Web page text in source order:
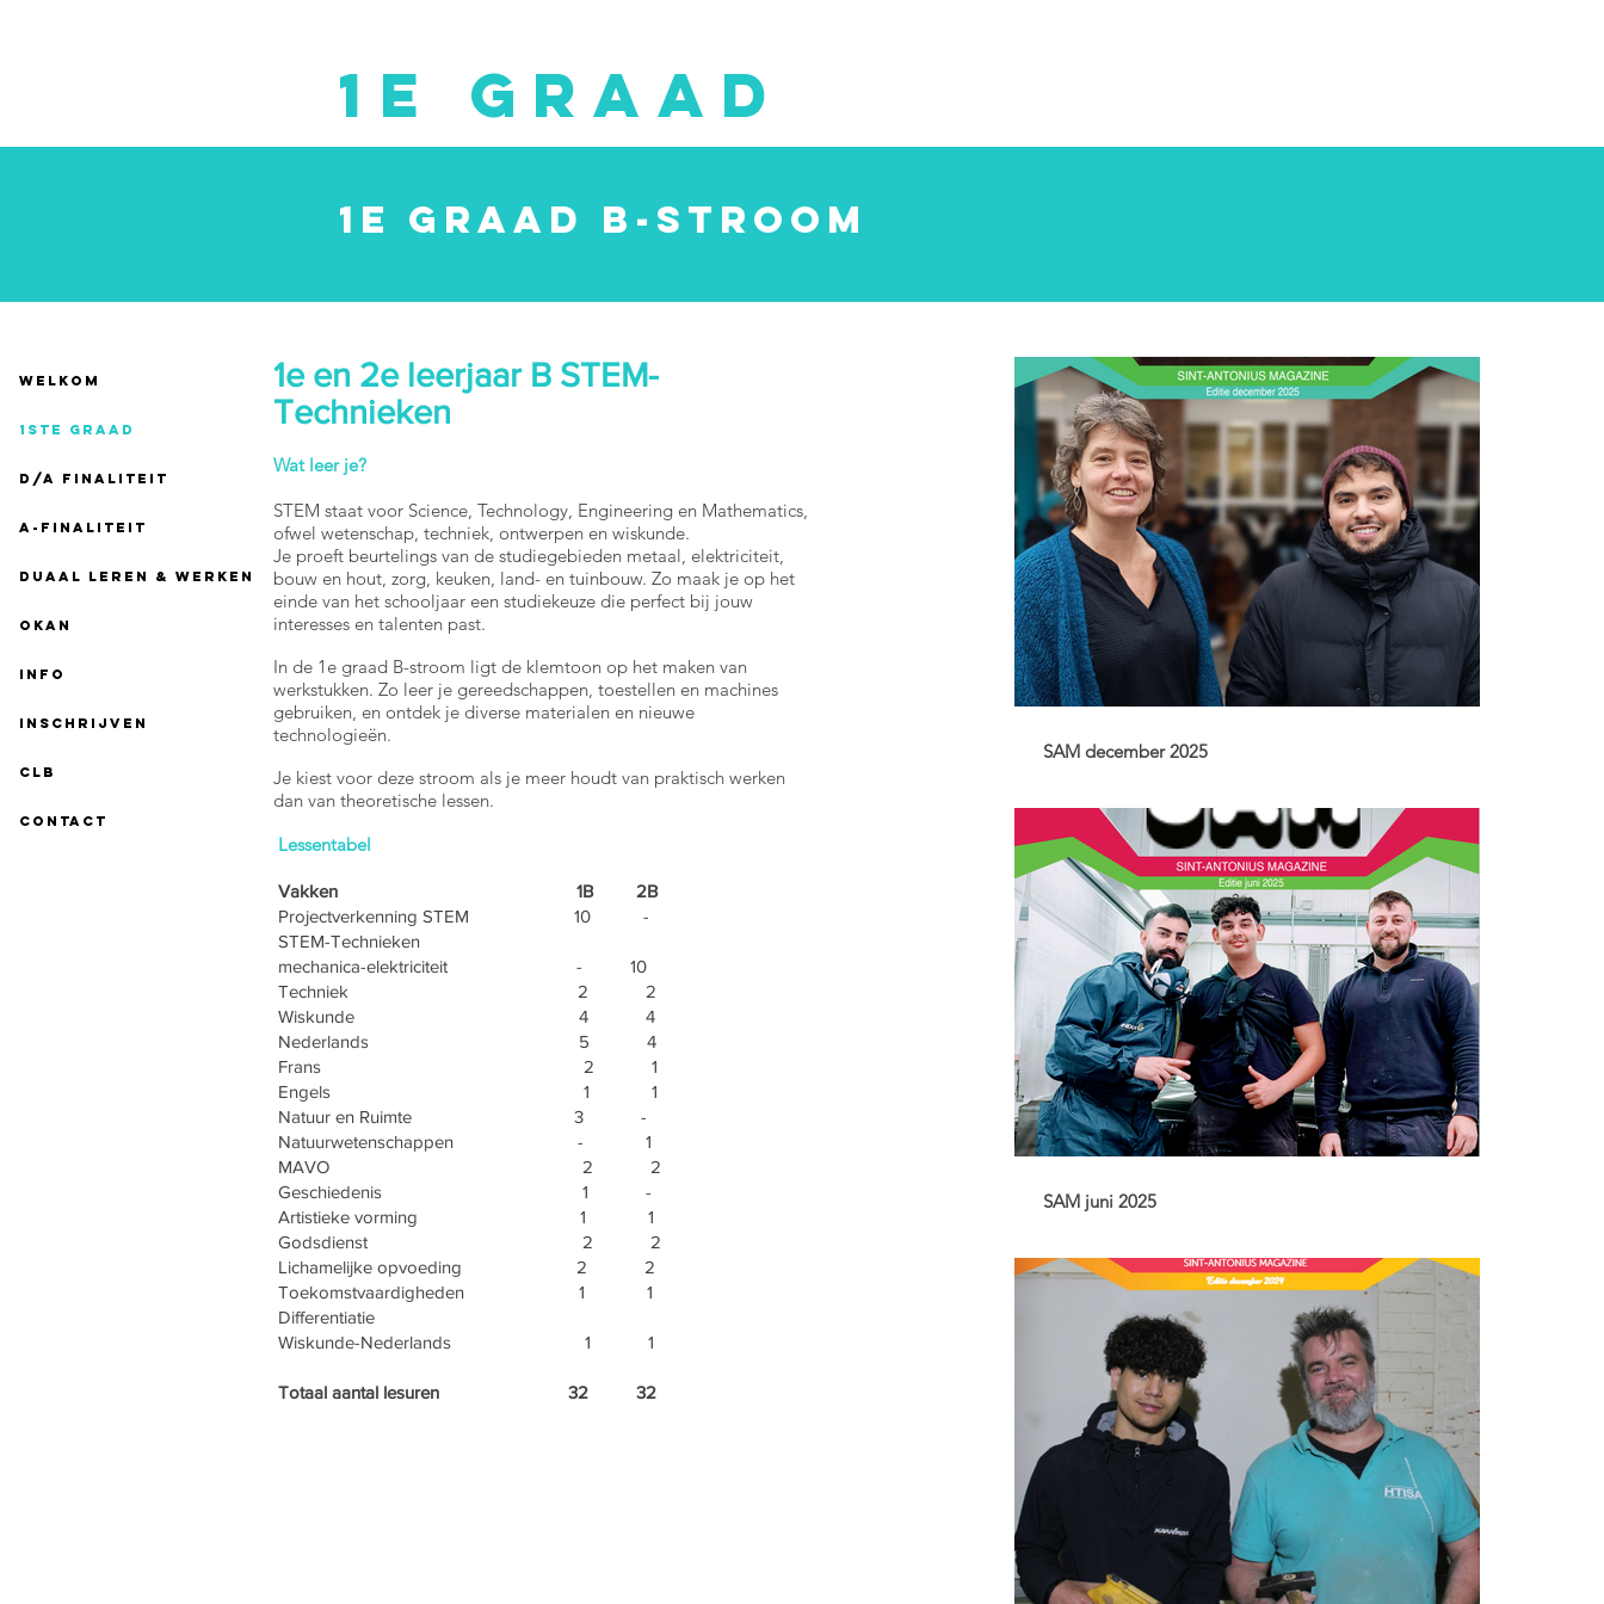
1e GRAAD
1e GRAAD B-STROOM
WELKOM
1ste GRAAD
D/A finaliteit
A-finaliteit
Duaal leren & werken
OKAN
INFO
INSCHRIJVEN
CLB
CONTACT
1e en 2e leerjaar B STEM-
Technieken
Wat leer je?
STEM staat voor Science, Technology, Engineering en Mathematics,
ofwel wetenschap, techniek, ontwerpen en wiskunde.
Je proeft beurtelings van de studiegebieden metaal, elektriciteit,
bouw en hout, zorg, keuken, land- en tuinbouw. Zo maak je op het
einde van het schooljaar een studiekeuze die perfect bij jouw
interesses en talenten past.
In de 1e graad B-stroom ligt de klemtoon op het maken van
werkstukken. Zo leer je gereedschappen, toestellen en machines
gebruiken, en ontdek je diverse materialen en nieuwe
technologieën.
Je kiest voor deze stroom als je meer houdt van praktisch werken
dan van theoretische lessen.
Lessentabel
Vakken 1B 2B
Projectverkenning STEM 10 -
STEM-Technieken
mechanica-elektriciteit - 10
Techniek 2 2
Wiskunde 4 4
Nederlands 5 4
Frans 2 1
Engels 1 1
Natuur en Ruimte 3 -
Natuurwetenschappen - 1
MAVO 2 2
Geschiedenis 1 -
Artistieke vorming 1 1
Godsdienst 2 2
Lichamelijke opvoeding 2 2
Toekomstvaardigheden 1 1
Differentiatie
Wiskunde-Nederlands 1 1
Totaal aantal lesuren 32 32
SAM december 2025
van JoJo-medewerker tot leerlingbegeleider, Erasmussen
vliegen verder uit, Kunstkuur brengt leerplannen tot leven,
wat doet een onderhoudstechnieker, en nog zoveel meer.
Lees hem hier!
https://online.fliphtml5.com/HTISAHolstraat/SAM-
DECEMBER-2025/#p=1
SAM juni 2025
voor op vaste job, De wereld ontdekken met ErasDu,
Afscheid van Deeltijds...